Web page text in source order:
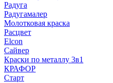
Радуга
Радугамалер
Молотковая краска
Расцвет
Elcon
Сайвер
Краски по металлу 3в1
КРАФОР
Старт